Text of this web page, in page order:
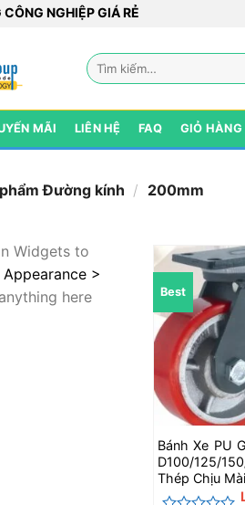
NGHIỆP GIÁ RẺ
Tìm
kiếm:
MÃI LIÊN HỆ FAQ GIỎ HÀNG
Đường kính / 200mm
Widgets to
Appearance >
here Best
Bánh Xe PU
D100/125/
Thép Chịu